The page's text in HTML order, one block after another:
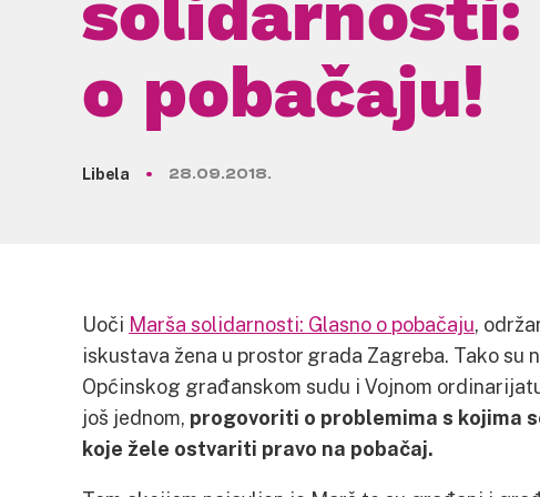
o pobačaju!
Libela 28.09.2018.
Uoči Marša solidarnosti: Glasno o pobačaju,
iskustava žena u prostor grada Zagreba. Tako su
Općinskog građanskom sudu i Vojnom
još jednom, progovoriti o problemima s kojima
koje žele ostvariti pravo na pobačaj.